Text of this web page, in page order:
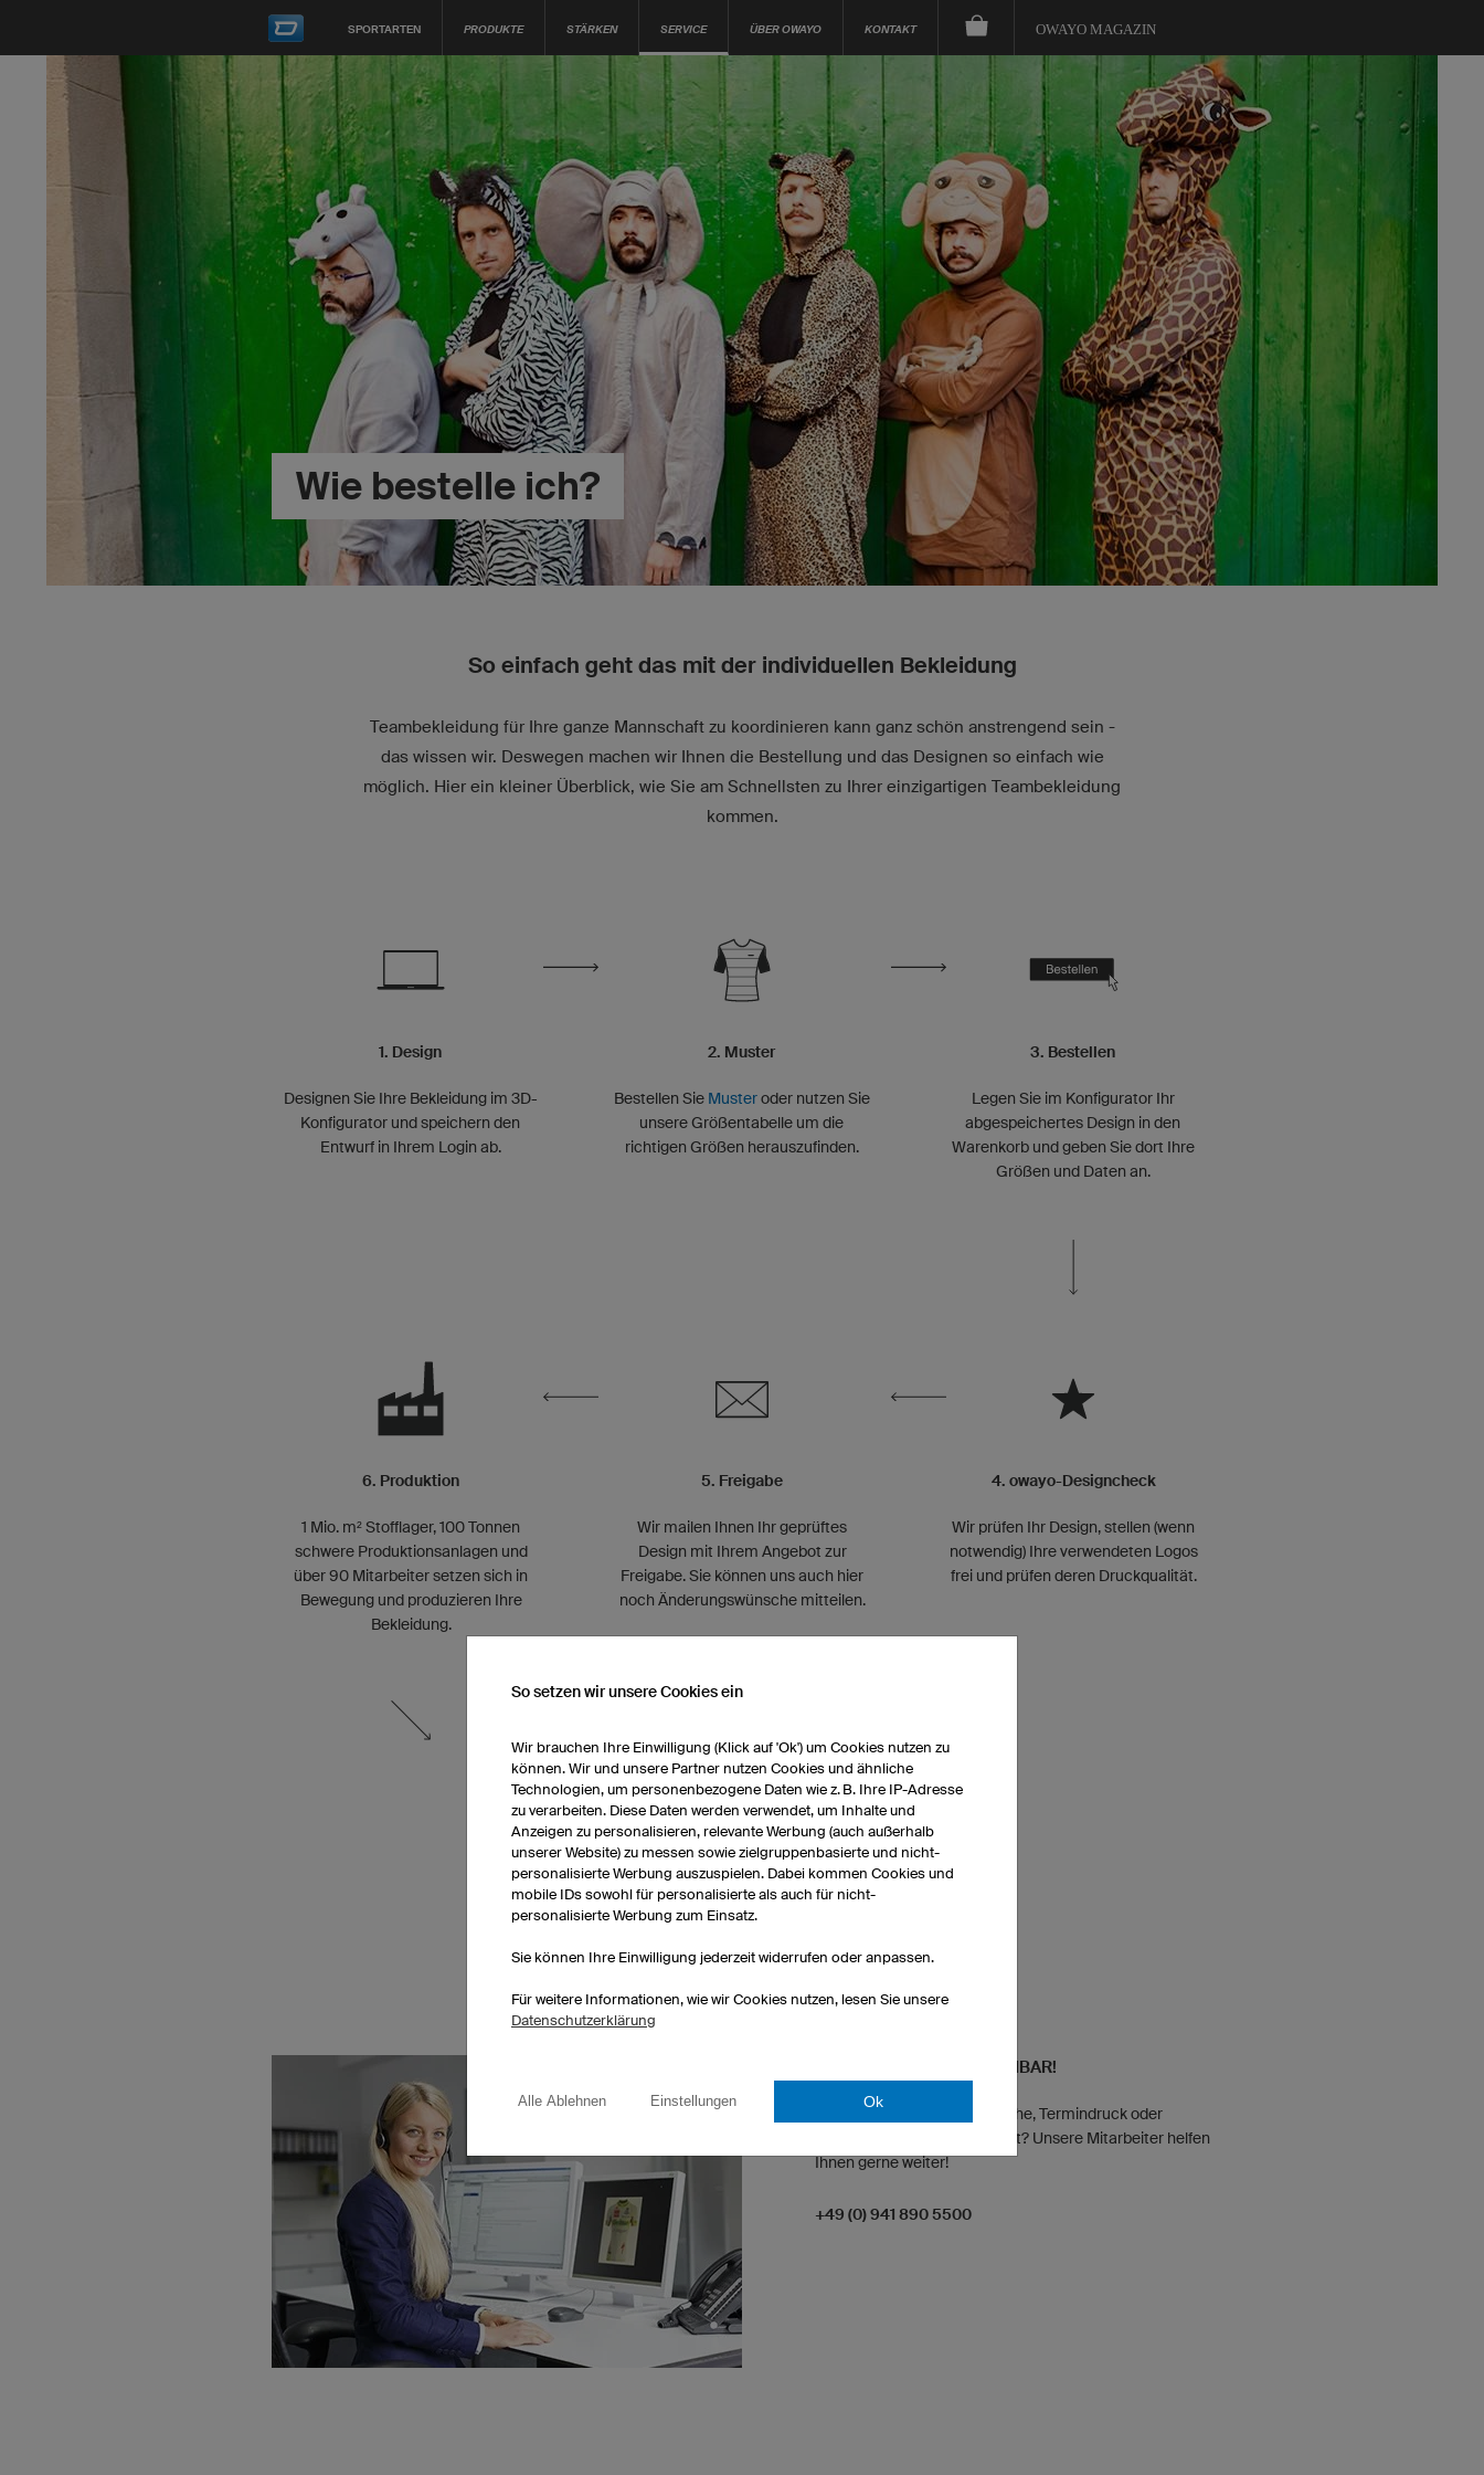
SPORTARTEN PRODUKTE STÄRKEN SERVICE ÜBER OWAYO KONTAKT OWAYO MAGAZIN
Wie bestelle ich?
So einfach geht das mit der individuellen Bekleidung
Teambekleidung für Ihre ganze Mannschaft zu koordinieren kann ganz schön anstrengend sein -
das wissen wir. Deswegen machen wir Ihnen die Bestellung und das Designen so einfach wie
möglich. Hier ein kleiner Überblick, wie Sie am Schnellsten zu Ihrer einzigartigen Teambekleidung
kommen.
1. Design
Designen Sie Ihre Bekleidung im 3D-
Konfigurator und speichern den
Entwurf in Ihrem Login ab.
2. Muster
Bestellen Sie Musteroder nutzen Sie
unsere Größentabelle um die
richtigen Größen herauszufinden.
3. Bestellen
Legen Sie im Konfigurator Ihr
abgespeichertes Design in den
Warenkorb und geben Sie dort Ihre
Größen und Daten an.
4. owayo-Designcheck
Wir prüfen Ihr Design, stellen (wenn
notwendig) Ihre verwendeten Logos
frei und prüfen deren Druckqualität.
5. Freigabe
Wir mailen Ihnen Ihr geprüftes
Design mit Ihrem Angebot zur
Freigabe. Sie können uns auch hier
noch Änderungswünsche mitteilen.
6. Produktion
1 Mio. m² Stofflager, 100 Tonnen
schwere Produktionsanlagen und
über 90 Mitarbeiter setzen sich in
Bewegung und produzieren Ihre
Bekleidung.
7. Lieferung
Circa 2-4 Wochen nach Freigabe
Ihres Designs bekommen Sie Ihre
Bestellung bequem nach Hause
geliefert.
WIR SIND IMMER ERREICHBAR!
Sie haben besondere Wünsche, Termindruck oder
spezielle Fragen zum Produkt? Unsere Mitarbeiter helfen
Ihnen gerne weiter!
+49 (0) 941 890 5500
So setzen wir unsere Cookies ein
Wir brauchen Ihre Einwilligung (Klick auf 'Ok') um Cookies nutzen zu
können. Wir und unsere Partner nutzen Cookies und ähnliche
Technologien, um personenbezogene Daten wie z. B. Ihre IP-Adresse
zu verarbeiten. Diese Daten werden verwendet, um Inhalte und
Anzeigen zu personalisieren, relevante Werbung (auch außerhalb
unserer Website) zu messen sowie zielgruppenbasierte und nicht-
personalisierte Werbung auszuspielen. Dabei kommen Cookies und
mobile IDs sowohl für personalisierte als auch für nicht-
personalisierte Werbung zum Einsatz.
Sie können Ihre Einwilligung jederzeit widerrufen oder anpassen.
Für weitere Informationen, wie wir Cookies nutzen, lesen Sie unsere
Datenschutzerklärung
Alle Ablehnen Einstellungen Ok